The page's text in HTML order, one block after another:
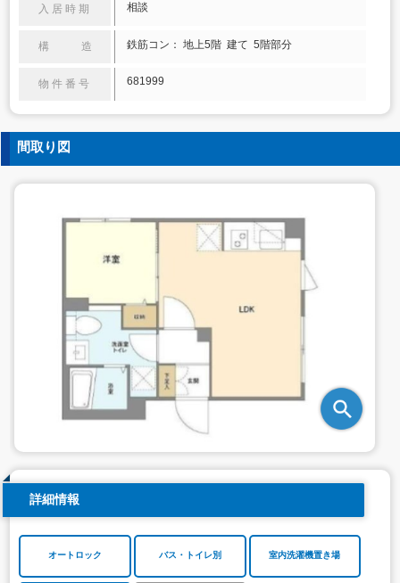
入居時期 相談
構 造 鉄筋コン： 地上5階 建て 5階部分
物件番号 681999
間取り図
詳細情報
オートロック バス・トイレ別 室内洗濯機置き場